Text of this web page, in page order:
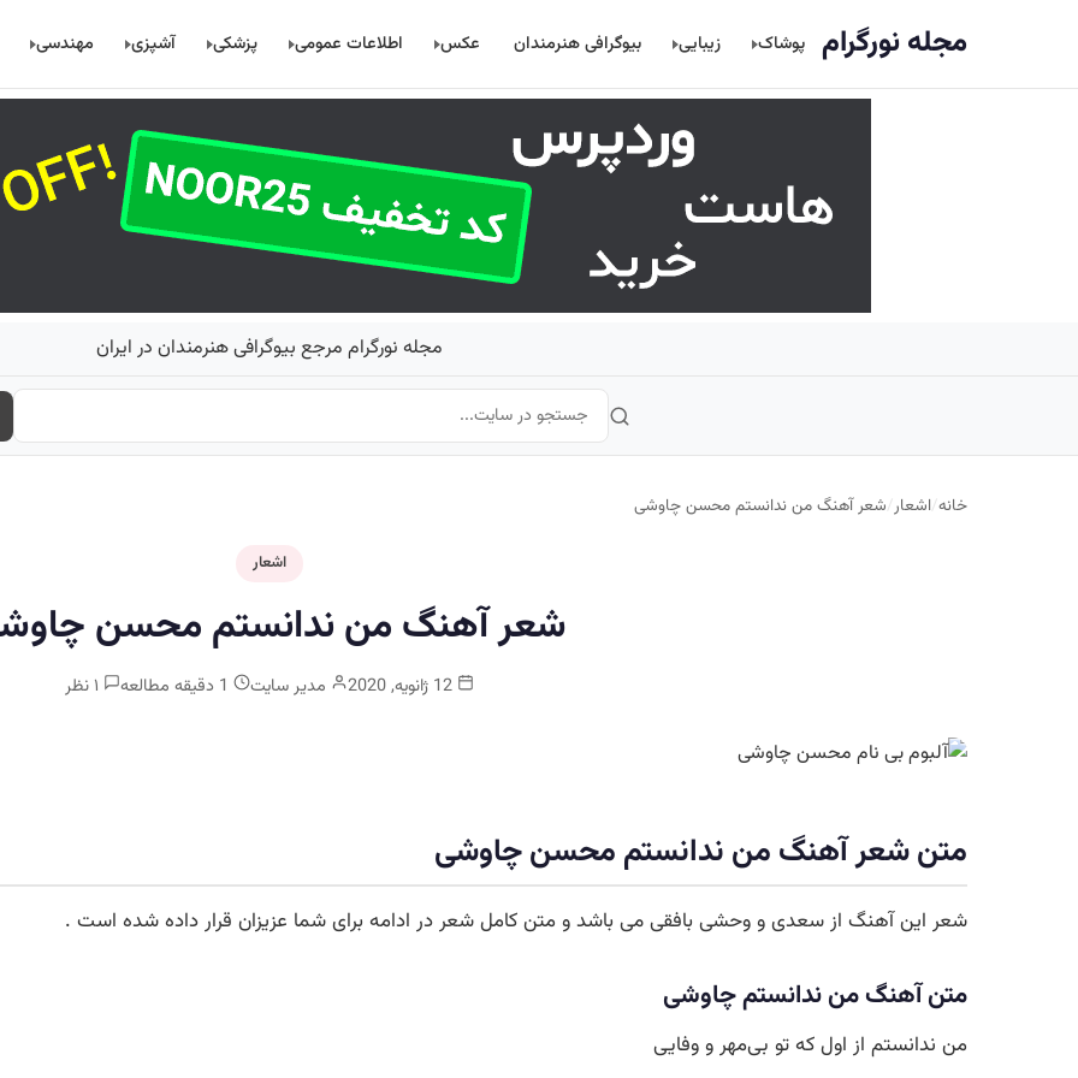
مجله نورگرام پوشاک زیبایی بیوگرافی هنرمندان عکس اطلاعات عمومی پزشکی آشپزی مهندسی
مجله نورگرام مرجع بیوگرافی هنرمندان در ایران
خانه/اشعار/شعر آهنگ من ندانستم محسن چاوشی
اشعار
شعر آهنگ من ندانستم محسن
مدیر سایت
متنشعر آهنگ من ندانستم محسن چاوشی
شعر این آهنگ از سعدی و وحشی بافقی می باشد و متن کامل شعر در ادامه برای شما عزیزان قرار داده شده است .
متن آهنگ من ندانستم چاوشی
من ندانستم از اول که تو بی‌مهر و وفایی